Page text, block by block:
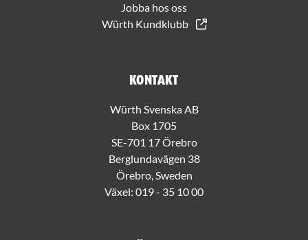
Jobba hos oss
Würth Kundklubb
Kontakt
Würth Svenska AB
Box 1705
SE-701 17 Örebro
Berglundavägen 38
Örebro, Sweden
Växel: 019 - 35 10 00